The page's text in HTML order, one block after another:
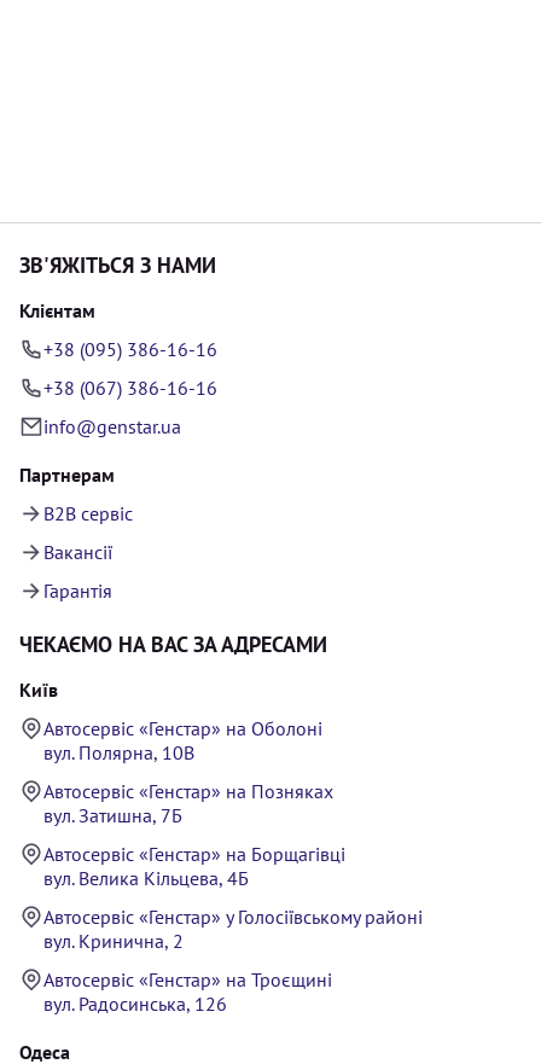
ЗВ'ЯЖІТЬСЯ З НАМИ
Клієнтам
+38 (095) 386-16-16
+38 (067) 386-16-16
info@genstar.ua
Партнерам
B2B сервіс
Вакансії
Гарантія
ЧЕКАЄМО НА ВАС ЗА АДРЕСАМИ
Київ
Автосервіс «Генстар» на Оболоні
вул. Полярна, 10В
Автосервіс «Генстар» на Позняках
вул. Затишна, 7Б
Автосервіс «Генстар» на Борщагівці
вул. Велика Кільцева, 4Б
Автосервіс «Генстар» у Голосіївському районі
вул. Кринична, 2
Автосервіс «Генстар» на Троєщині
вул. Радосинська, 126
Одеса